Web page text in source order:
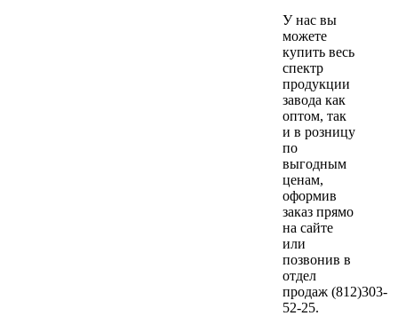
У нас вы
можете
купить весь
спектр
продукции
завода как
оптом, так
и в розницу
по
выгодным
ценам,
оформив
заказ прямо
на сайте
или
позвонив в
отдел
продаж (812)303-
52-25.